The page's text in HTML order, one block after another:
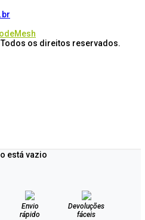
Todos os direitos reservados.
está vazio
Envio
rápido
Devoluções
fáceis